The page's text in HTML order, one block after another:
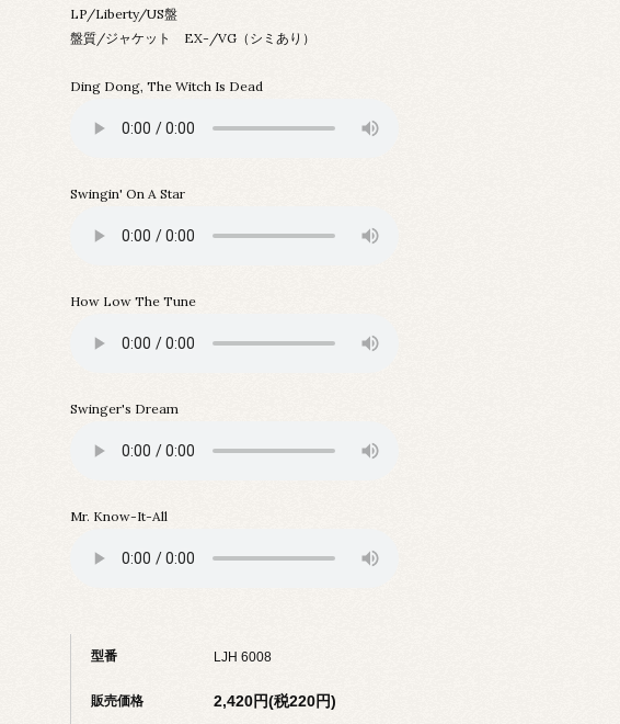
LP/Liberty/US盤
盤質/ジャケット EX-/VG（シミあり）
Ding Dong, The Witch Is Dead
Swingin' On A Star
How Low The Tune
Swinger's Dream
Mr. Know-It-All
型番 LJH 6008
販売価格 2,420円(税220円)